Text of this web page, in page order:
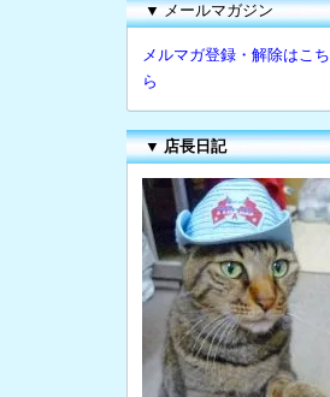
▼ メールマガジン
メルマガ登録・解除はこち
ら
▼ 店長日記